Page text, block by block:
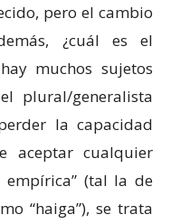
pero el cambio
¿cuál es el
muchos sujetos
plural/generalista
la capacidad
aceptar cualquier
empírica” (tal la de
“haiga”), se trata